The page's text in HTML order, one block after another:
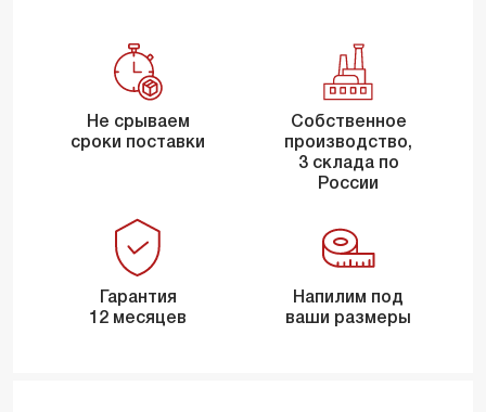
Не срываем
сроки поставки
Собственное
производство,
3 склада по
России
Гарантия
12 месяцев
Напилим под
ваши размеры